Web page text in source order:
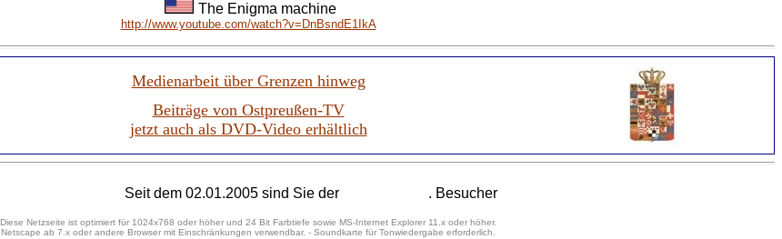
The Enigma machine
http://www.youtube.com/watch?v=DnBsndE1IkA
Medienarbeit über Grenzen hinweg
Beiträge von Ostpreußen-TV
jetzt auch als DVD-Video erhältlich
Seit dem 02.01.2005 sind Sie der . Besucher
Diese Netzseite ist optimiert für 1024x768 oder höher und 24 Bit Farbtiefe sowie MS-Internet Explorer 11.x oder höher.
Netscape ab 7.x oder andere Browser mit Einschränkungen verwendbar. - Soundkarte für Tonwiedergabe erforderlich.